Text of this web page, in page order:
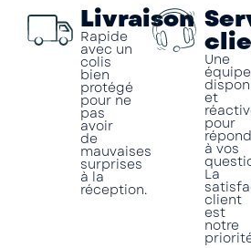
Livraison
Rapide
avec un
colis
bien
protégé
pour ne
pas
avoir
de
mauvaises
surprises
à la
réception.
Une
équipe
et
pour
à vos
La
client
est
notre